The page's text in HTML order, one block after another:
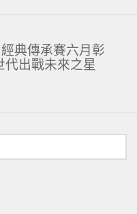
經典傳承賽六月彰
代出戰未來之星